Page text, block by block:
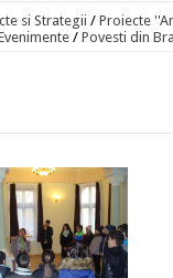
si Strategii / Proiecte
/ Povesti din